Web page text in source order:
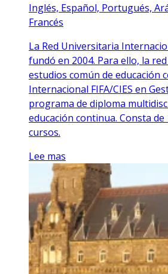
Inglés, Español, Portugués,
Francés
La Red Universitaria
fundó en 2004. Para ello, la
estudios común de educación
Internacional FIFA/CIES en
programa de diploma
educación continua. Consta
cursos.
Lee mas